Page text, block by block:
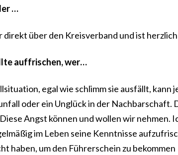
…
über den Kreisverband und ist
auffrischen, wer…
egal wie schlimm sie ausfällt, kann
oder ein Unglück in der Nachbarschaft.
Angst können und wollen wir nehmen.
im Leben seine Kenntnisse
haben, um den Führerschein zu bekommen